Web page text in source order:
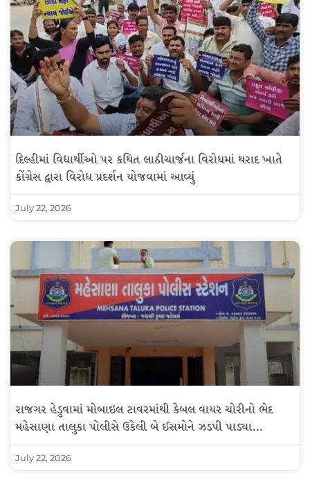
દિલ્હીમાં વિદ્યાર્થીઓ પર કથિત લાઠીચાર્જના વિરોધમાં થરાદ ખાતે
કોંગ્રેસ દ્વારા વિરોધ પ્રદર્શન યોજવામાં આવ્યું
July 22, 2026
રાજગર હેડુવામાં મોબાઇલ ટાવરમાંથી કેબલ વાયર ચોરીનો ભેદ
મહેસાણા તાલુકા પોલીસે ઉકેલી બે ઈસમોને ઝડપી પાડ્યા…
July 22, 2026